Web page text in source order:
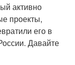
активно
проекты,
его в
Давайте